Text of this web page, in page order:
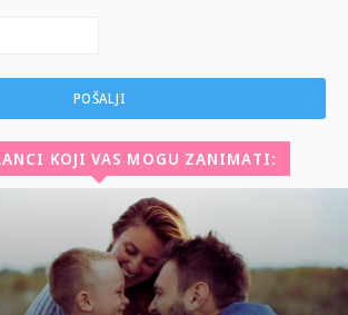
KOJI VAS MOGU ZANIMATI: